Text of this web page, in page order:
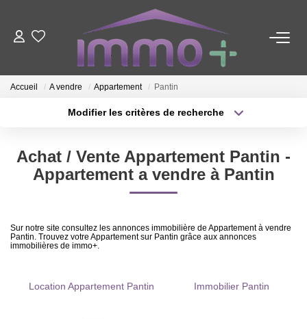
ACHETER
LOUER
FAIRE GÉRER
ESTIMER
NOTRE AGENCE
Qui Sommes-Nous ?
Accueil A vendre Appartement Pantin
Modifier les critères de recherche
Sélectionnez...
Type de bien
Surface min
Créer une alerte
Achat / Vente Appartement Pantin -
Appartement a vendre à Pantin
Sur notre site consultez les annonces immobilière de Appartement à vendre
Pantin. Trouvez votre Appartement sur Pantin grâce aux annonces
immobilières de immo+.
Location Appartement Pantin Immobilier Pantin